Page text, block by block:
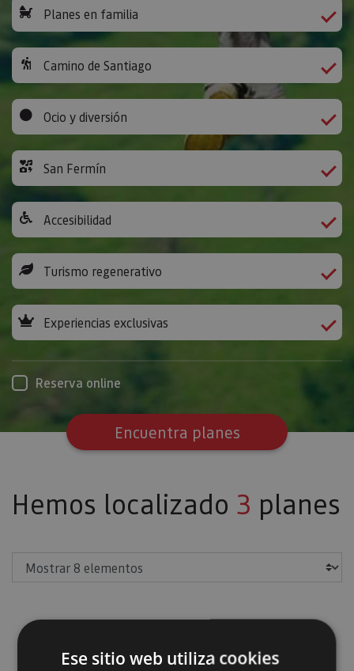
Planes en familia
Camino de Santiago
Ocio y diversión
San Fermín
Accesibilidad
Turismo regenerativo
Experiencias exclusivas
Reserva online
Encuentra planes
Hemos localizado 3 planes
Visita guiada a Olite
Ese sitio web utiliza cookies